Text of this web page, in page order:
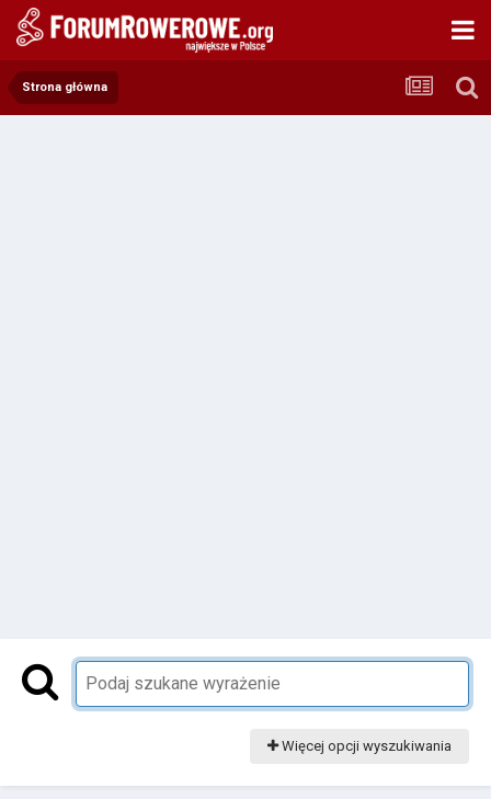
Strona główna
Więcej opcji wyszukiwania